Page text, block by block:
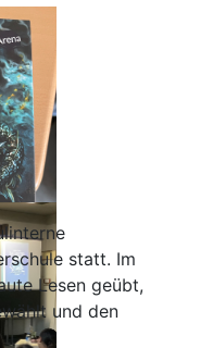
statt. Im
Lesen geübt,
und den